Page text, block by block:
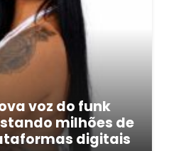
voz do funk
milhões de
digitais